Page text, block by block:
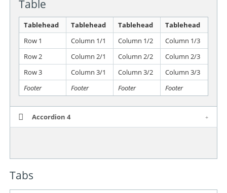
Table
Tablehead Tablehead Tablehead Tablehead
Footer Footer Footer Footer
Row 1 Column 1/1 Column 1/2
Column 1/3
Row 2
Column 2/1 Column 2/2
Column 2/3
Row 3
Column 3/1 Column 3/2 Column 3/3
Accordion 4
Tabs